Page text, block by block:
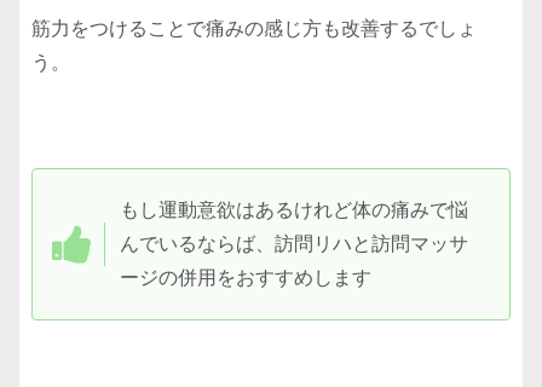
筋力をつけることで痛みの感じ方も改善するでしょ
う。
もし運動意欲はあるけれど体の痛みで悩
んでいるならば、訪問リハと訪問マッサ
ージの併用をおすすめします